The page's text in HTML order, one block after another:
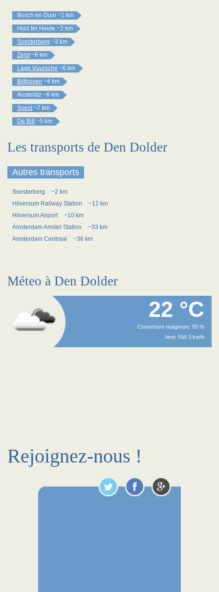
Bosch en Duin ~1 km
Huis ter Heide ~2 km
Soesterberg ~3 km
Zeist ~6 km
Lage Vuursche ~6 km
Bilthoven ~4 km
Austerlitz ~6 km
Soest ~7 km
De Bilt ~5 km
Les transports de Den Dolder
Autres transports
Soesterberg
~2 km
Hilversum Railway Station
~12 km
Hilversum Airport
~10 km
Amsterdam Amstel Station
~33 km
Amsterdam Centraal
~36 km
Méteo à Den Dolder
22 °C
Couverture nuageuse: 55 %
Vent: NW 3 km/h
Rejoignez-nous !